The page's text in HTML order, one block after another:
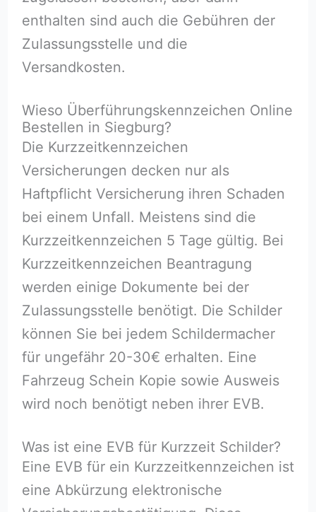
enthalten sind auch die Gebühren der
Zulassungsstelle und die
Versandkosten.
Wieso Überführungskennzeichen Online
Bestellen in Siegburg?
Die Kurzzeitkennzeichen
Versicherungen decken nur als
Haftpflicht Versicherung ihren Schaden
bei einem Unfall. Meistens sind die
Kurzzeitkennzeichen 5 Tage gültig. Bei
Kurzzeitkennzeichen Beantragung
werden einige Dokumente bei der
Zulassungsstelle benötigt. Die Schilder
können Sie bei jedem Schildermacher
für ungefähr 20-30€ erhalten. Eine
Fahrzeug Schein Kopie sowie Ausweis
wird noch benötigt neben ihrer EVB.
Was ist eine EVB für Kurzzeit Schilder?
Eine EVB für ein Kurzzeitkennzeichen ist
eine Abkürzung elektronische